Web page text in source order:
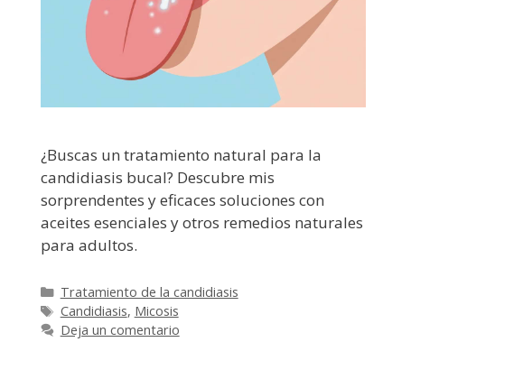
¿Buscas un tratamiento natural para la
candidiasis bucal? Descubre mis
sorprendentes y eficaces soluciones con
aceites esenciales y otros remedios naturales
para adultos.
Categorías
Tratamiento de la candidiasis
Etiquetas
Candidiasis, Micosis
Deja un comentario